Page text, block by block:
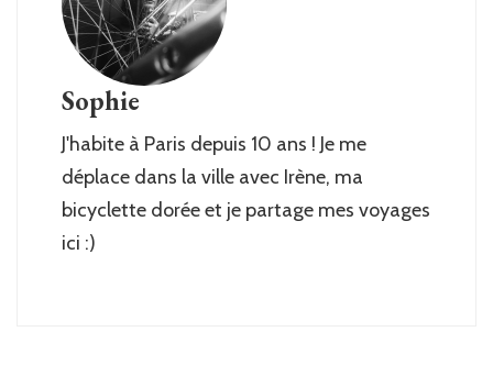
Sophie
J'habite à Paris depuis 10 ans ! Je me
déplace dans la ville avec Irène, ma
bicyclette dorée et je partage mes voyages
ici :)